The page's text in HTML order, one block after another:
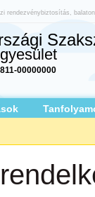
rendezvénybiztosítás,
00000000